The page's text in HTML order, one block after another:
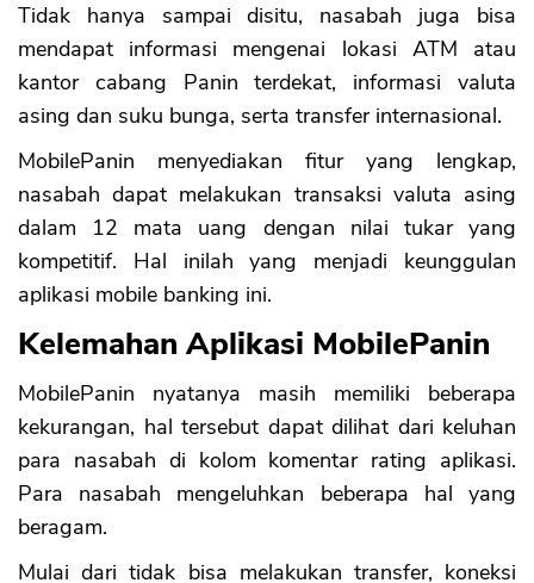
Tidak hanya sampai disitu, nasabah juga bisa
mendapat informasi mengenai lokasi ATM atau
kantor cabang Panin terdekat, informasi valuta
asing dan suku bunga, serta transfer internasional.
MobilePanin menyediakan fitur yang lengkap,
nasabah dapat melakukan transaksi valuta asing
dalam 12 mata uang dengan nilai tukar yang
kompetitif. Hal inilah yang menjadi keunggulan
aplikasi mobile banking ini.
Kelemahan Aplikasi MobilePanin
MobilePanin nyatanya masih memiliki beberapa
kekurangan, hal tersebut dapat dilihat dari keluhan
para nasabah di kolom komentar rating aplikasi.
Para nasabah mengeluhkan beberapa hal yang
beragam.
Mulai dari tidak bisa melakukan transfer, koneksi